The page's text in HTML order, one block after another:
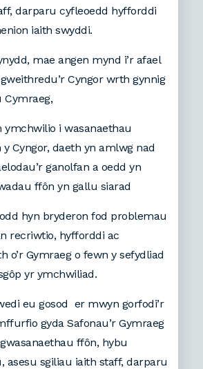
darparu cyfleoedd hyfforddi
iaith swyddi.
mae angen mynd i’r afael
Cyngor wrth gynnig
Cymraeg,
ymchwilio i wasanaethau
Cyngor, daeth yn amlwg nad
ganolfan a oedd yn
ffôn yn gallu siarad
hyn bryderon fod problemau
recriwtio, hyfforddi ac
o’r Gymraeg o fewn y sefydliad
yr ymchwiliad.
eu gosod er mwyn gorfodi’r
gyda Safonau’r Gymraeg
ffôn, hybu
asesu sgiliau iaith staff, darparu